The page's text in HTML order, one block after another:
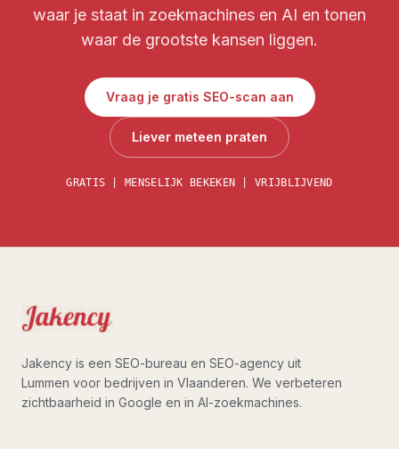
waar je staat in zoekmachines en AI en tonen
waar de grootste kansen liggen.
Vraag je gratis SEO-scan aan
Liever meteen praten
GRATIS | MENSELIJK BEKEKEN | VRIJBLIJVEND
Jakency is een SEO-bureau en SEO-agency uit
Lummen voor bedrijven in Vlaanderen. We verbeteren
zichtbaarheid in Google en in AI-zoekmachines.